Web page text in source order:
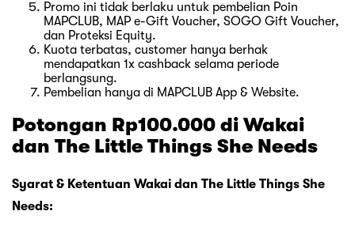
Promo ini tidak berlaku untuk pembelian Poin
MAPCLUB, MAP e-Gift Voucher, SOGO Gift Voucher,
dan Proteksi Equity.
Kuota terbatas, customer hanya berhak
mendapatkan 1x cashback selama periode
berlangsung.
Pembelian hanya di MAPCLUB App & Website.
Potongan Rp100.000 di Wakai
dan The Little Things She Needs
Syarat & Ketentuan Wakai dan The Little Things She
Needs: